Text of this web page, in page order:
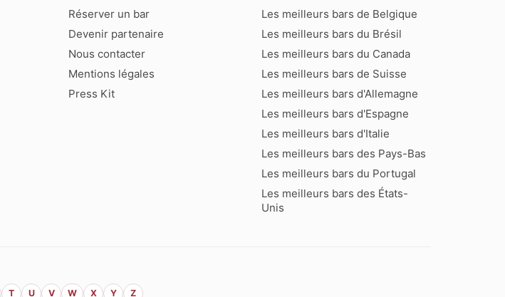
Réserver un bar
Devenir partenaire
Nous contacter
Mentions légales
Press Kit
Les meilleurs bars de Belgique
Les meilleurs bars du Brésil
Les meilleurs bars du Canada
Les meilleurs bars de Suisse
Les meilleurs bars d'Allemagne
Les meilleurs bars d'Espagne
Les meilleurs bars d'Italie
Les meilleurs bars des Pays-Bas
Les meilleurs bars du Portugal
Les meilleurs bars des États-
Unis
T U V W X Y Z